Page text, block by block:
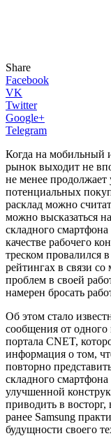
Share
Facebook
VK
Twitter
Google+
Telegram
Когда на мобильный
рынок выходит не
не менее продолжает
потенциальных
расклад можно
можно высказаться
складного
качестве рабочего
треском провалился
рейтингах в связи
проблем в своей
намерен бросать
Об этом стало
сообщения от одного
портала CNET,
информация о том,
повторно
складного
улучшенной
приводить в восторг,
ранее Samsung
будущности своего